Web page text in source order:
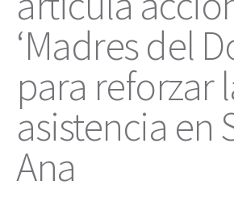
‘Madres del
para reforzar
asistencia en
Ana